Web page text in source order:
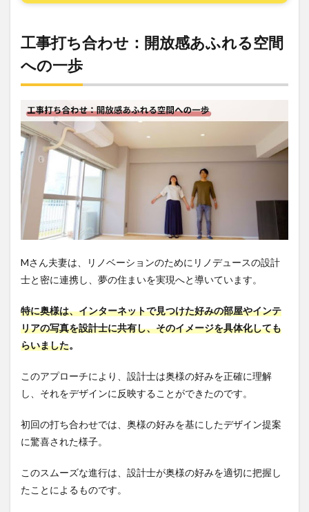
工事打ち合わせ：開放感あふれる空間
への一歩
Mさん夫妻は、リノベーションのためにリノデュースの設計
士と密に連携し、夢の住まいを実現へと導いています。
特に奥様は、インターネットで見つけた好みの部屋やインテ
リアの写真を設計士に共有し、そのイメージを具体化しても
らいました。
このアプローチにより、設計士は奥様の好みを正確に理解
し、それをデザインに反映することができたのです。
初回の打ち合わせでは、奥様の好みを基にしたデザイン提案
に驚喜された様子。
このスムーズな進行は、設計士が奥様の好みを適切に把握し
たことによるものです。